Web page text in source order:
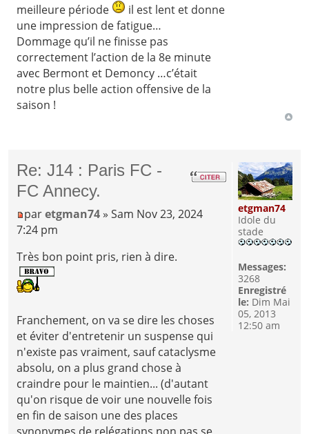
meilleure période
il est lent et donne
une impression de fatigue…
Dommage qu’il ne finisse pas
correctement l’action de la 8e minute
avec Bermont et Demoncy …c’était
notre plus belle action offensive de la
saison !
Re: J14 : Paris FC -
FC Annecy.
paretgman74 » Sam Nov 23, 2024
7:24 pm
Très bon point pris, rien à dire.
Franchement, on va se dire les choses
et éviter d'entretenir un suspense qui
n'existe pas vraiment, sauf cataclysme
absolu, on a plus grand chose à
craindre pour le maintien... (d'autant
qu'on risque de voir une nouvelle fois
en fin de saison une des places
etgman74
Idole du
stade
Messages:
3268
Enregistré
le: Dim Mai
05, 2013
12:50 am